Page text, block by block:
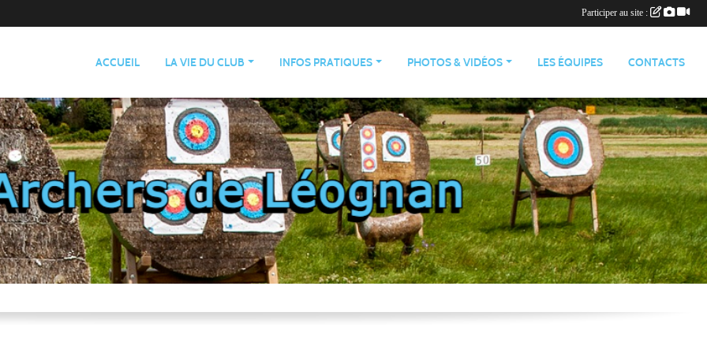
ACCUEIL LA VIE DU CLUB INFOS PRATIQUES PHOTOS & VIDÉOS LES ÉQUIPES CONTACTS
Participer au site :